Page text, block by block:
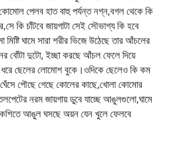
পেলব হাত বাহু পর্যন্ত নগ্ন,বগল থেকে কি
কি চাঁটবে জায়গাটা সেই সৌভাগ্য কি হবে
ঘামে সারা শরীর ভিজে উঠেছে তার আঁচলের
বোঁটা দুটো, ইচ্ছা করছে আঁচল ফেলে দিয়ে
ছেলের লোমোশ বুকে।ওদিকে ছেলেও কি কম
পৌছে গেছে কোলের কাছে,খোলা কোমোর
নরম জায়গায় ডুবে যাচ্ছে আঙুলগুলো,ঘামে
কশিতে আঙুল ঘসছে অয়ন যেন খুলে ফেলবে